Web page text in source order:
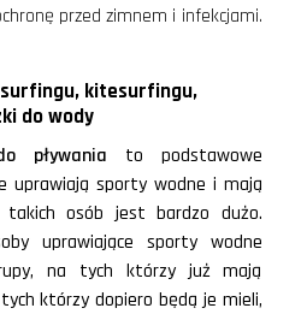
przed zimnem i infekcjami.
kitesurfingu,
do wody
pływania to podstawowe
uprawiają sporty wodne i mają
osób jest bardzo dużo.
uprawiające sporty wodne
na tych którzy już mają
którzy dopiero będą je mieli,